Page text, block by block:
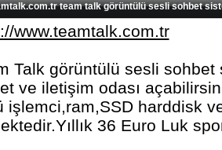
team talk görüntülü sesli sohbet
www.teamtalk.com.tr
Talk görüntülü sesli
ve iletişim odası
işlemci,ram,SSD harddisk
36 Euro Luk